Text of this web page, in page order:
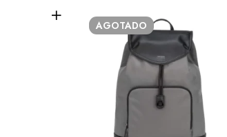
AGOTADO